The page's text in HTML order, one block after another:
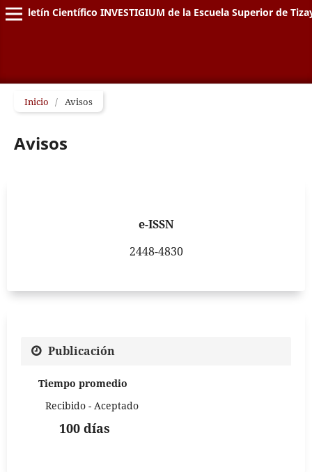
Boletín Científico INVESTIGIUM de la Escuela Superior de
Inicio / Avisos
Avisos
e-ISSN
2448-4830
Publicación
Tiempo promedio
Recibido - Aceptado
100 días